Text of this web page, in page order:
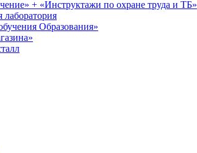
+ «Инструктажи по охране труда и ТБ»
Образования»